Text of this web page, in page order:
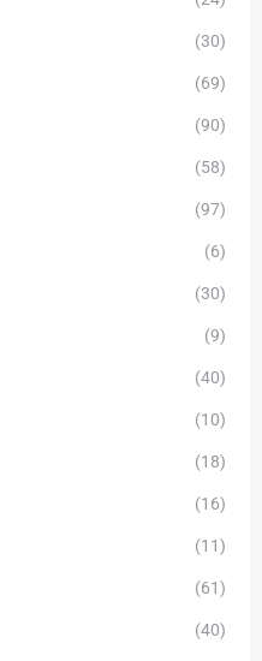
(30)
(69)
(90)
(58)
(97)
(6)
(30)
(9)
(40)
(10)
(18)
(16)
(11)
(61)
(40)